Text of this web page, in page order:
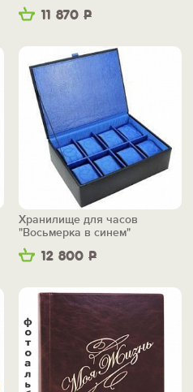
11 870 Р
12 800 Р
Хранилище для часов
"Восьмерка в синем"